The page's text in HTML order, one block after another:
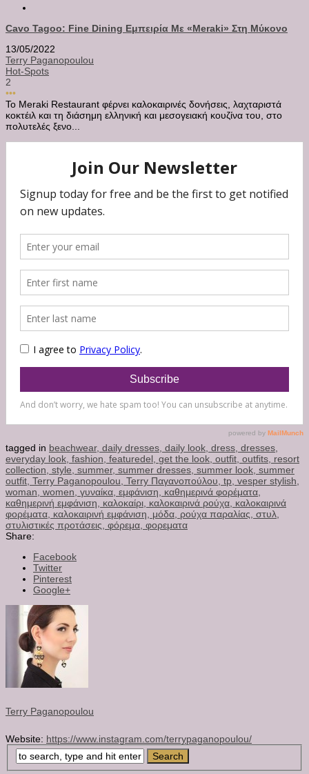
Cavo Tagoo: Fine Dining Εμπειρία Με «Meraki» Στη Μύκονο
13/05/2022
Terry Paganopoulou
Hot-Spots
2
•••
Το Meraki Restaurant φέρνει καλοκαιρινές δονήσεις, λαχταριστά
κοκτέιλ και τη διάσημη ελληνική και μεσογειακή κουζίνα του, στο
πολυτελές ξενο...
tagged in beachwear, daily dresses, daily look, dress, dresses,
everyday look, fashion, featuredel, get the look, outfit, outfits, resort
collection, style, summer, summer dresses, summer look, summer
outfit, Terry Paganopoulou, Terry Παγανοπούλου, tp, vesper stylish,
woman, women, γυναίκα, εμφάνιση, καθημερινά φορέματα,
καθημερινή εμφάνιση, καλοκαίρι, καλοκαιρινά ρούχα, καλοκαιρινά
φορέματα, καλοκαιρινή εμφάνιση, μόδα, ρούχα παραλίας, στυλ,
στυλιστικές προτάσεις, φόρεμα, φορεματα
Share:
Facebook
Twitter
Pinterest
Google+
Terry Paganopoulou
Website: https://www.instagram.com/terrypaganopoulou/